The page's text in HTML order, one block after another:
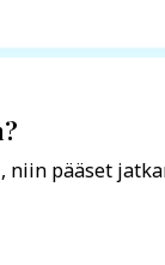
niin pääset